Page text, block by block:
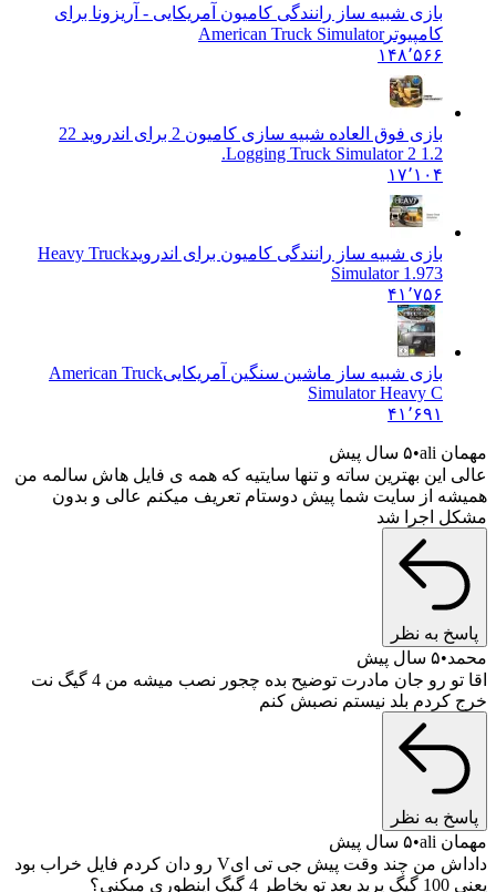
بازی شبیه ساز رانندگی کامیون آمریکایی - آریزونا برای
کامپیوترAmerican Truck Simulator
۱۴۸٬۵۶۶
بازی فوق العاده شبیه سازی کامیون 2 برای اندروید 2
2
Logging Truck Simulator 2 1.2.
۱۷٬۱۰۴
بازی شبیه ساز رانندگی کامیون برای اندرویدHeavy Truck
Simulator 1.973
۴۱٬۷۵۶
بازی شبیه ساز ماشین سنگین آمریکاییAmerican Truck
Simulator Heavy C
۴۱٬۶۹۱
مهمان ali
۵ سال پیش
عالی این بهترین ساته و تنها سایتیه که همه ی فایل هاش سالمه من
همیشه از سایت شما پیش دوستام تعریف میکنم عالی و بدون
مشکل اجرا شد
پاسخ به نظر
محمد ۵ سال پیش
اقا تو رو جان مادرت توضیح بده چجور نصب میشه من 4 گیگ نت
خرج کردم بلد نیستم نصبش کنم
پاسخ به نظر
مهمان ali
۵ سال پیش
داداش من چند وقت پیش جی تی ایV رو دان کردم فایل خراب بود
یعنی 100 گیگ پرید بعد تو بخاطر 4 گیگ اینطوری میکنی؟